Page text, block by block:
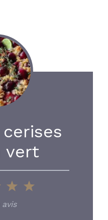
vert
5
4
3
Stars